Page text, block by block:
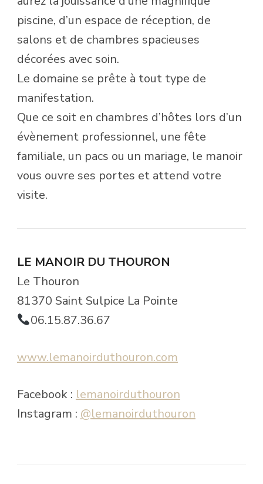
piscine, d’un espace de réception, de
salons et de chambres spacieuses
décorées avec soin.
Le domaine se prête à tout type de
manifestation.
Que ce soit en chambres d’hôtes lors d’un
évènement professionnel, une fête
familiale, un pacs ou un mariage, le manoir
vous ouvre ses portes et attend votre
visite.
LE MANOIR DU THOURON
Le Thouron
81370 Saint Sulpice La Pointe
06.15.87.36.67
www.lemanoirduthouron.com
Facebook : lemanoirduthouron
Instagram : @lemanoirduthouron